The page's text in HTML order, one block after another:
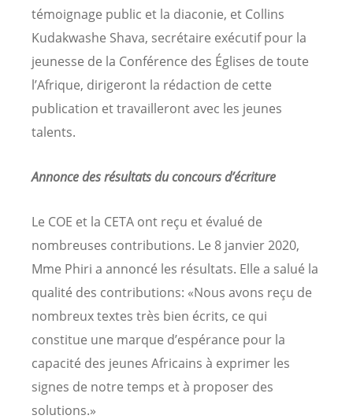
témoignage public et la diaconie, et Collins
Kudakwashe Shava, secrétaire exécutif pour la
jeunesse de la Conférence des Églises de toute
l’Afrique, dirigeront la rédaction de cette
publication et travailleront avec les jeunes
talents.
Annonce des résultats du concours d’écriture
Le COE et la CETA ont reçu et évalué de
nombreuses contributions. Le 8 janvier 2020,
Mme Phiri a annoncé les résultats. Elle a salué la
qualité des contributions: «Nous avons reçu de
nombreux textes très bien écrits, ce qui
constitue une marque d’espérance pour la
capacité des jeunes Africains à exprimer les
signes de notre temps et à proposer des
solutions.»